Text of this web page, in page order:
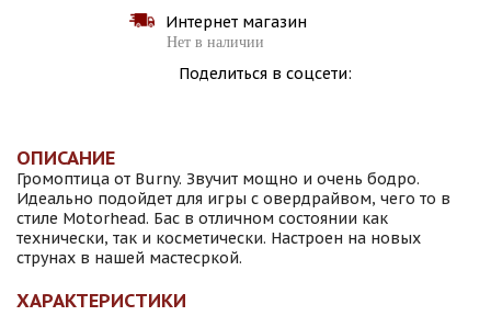
Интернет магазин
Нет в наличии
Поделиться в соцсети:
ОПИСАНИЕ
Громоптица от Burny. Звучит мощно и очень бодро.
Идеально подойдет для игры с овердрайвом, чего то в
стиле Motorhead. Бас в отличном состоянии как
технически, так и косметически. Настроен на новых
струнах в нашей мастесркой.
ХАРАКТЕРИСТИКИ